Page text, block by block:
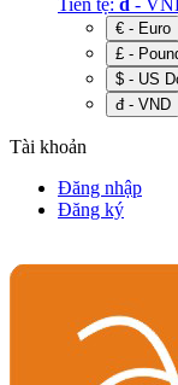
Tiền tệ: đ -
€ - Euro
£ -
$ - US
đ - VND
Tài khoản
Đăng nhập
Đăng ký